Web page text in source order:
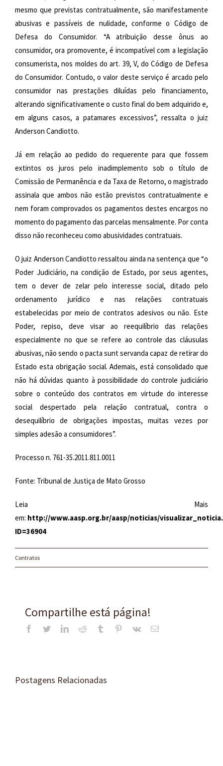
mesmo que previstas contratualmente, são manifestamente
abusivas e passíveis de nulidade, conforme o Código de
Defesa do Consumidor. “A atribuição desse ônus ao
consumidor, ora promovente, é incompatível com a legislação
consumerista, nos moldes do art. 39, V, do Código de Defesa
do Consumidor. Contudo, o valor deste serviço é arcado pelo
consumidor nas prestações diluídas pelo financiamento,
alterando significativamente o custo final do bem adquirido e,
em alguns casos, a patamares excessivos”, ressalta o juiz
Anderson Candiotto.
Já em relação ao pedido do requerente para que fossem
extintos os juros pelo inadimplemento sob o título de
Comissão de Permanência e da Taxa de Retorno, o magistrado
assinala que ambos não estão previstos contratualmente e
nem foram comprovados os pagamentos destes encargos no
momento do pagamento das parcelas mensalmente. Por conta
disso não reconheceu como abusividades contratuais.
O juiz Anderson Candiotto ressaltou ainda na sentença que “o
Poder Judiciário, na condição de Estado, por seus agentes,
tem o dever de zelar pelo interesse social, ditado pelo
ordenamento jurídico e nas relações contratuais
estabelecidas por meio de contratos adesivos ou não. Este
Poder, repiso, deve visar ao reequilíbrio das relações
especialmente no que se refere ao controle das cláusulas
abusivas, não sendo o pacta sunt servanda capaz de retirar do
Estado esta obrigação social. Ademais, está consolidado que
não há dúvidas quanto à possibilidade do controle judiciário
sobre o conteúdo dos contratos em virtude do interesse
social despertado pela relação contratual, contra o
desequilíbrio de obrigações impostas, muitas vezes por
simples adesão a consumidores”.
Processo n. 761-35.2011.811.0011
Fonte: Tribunal de Justiça de Mato Grosso
Leia Mais
em: http://www.aasp.org.br/aasp/noticias/
ID=36904
Contratos
Compartilhe está página!
Facebook
TwitterLinkedInReddit Tumblr Pinterest
Vk
E-
Postagens Relacionadas